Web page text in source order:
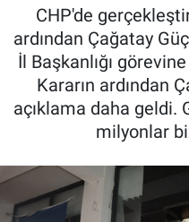
CHP'de
ardından Çağatay
İl Başkanlığı
Kararın ardından
açıklama daha geldi.
milyonlar
Tüm Manşetler
Son Dakika
Haber Arşivi